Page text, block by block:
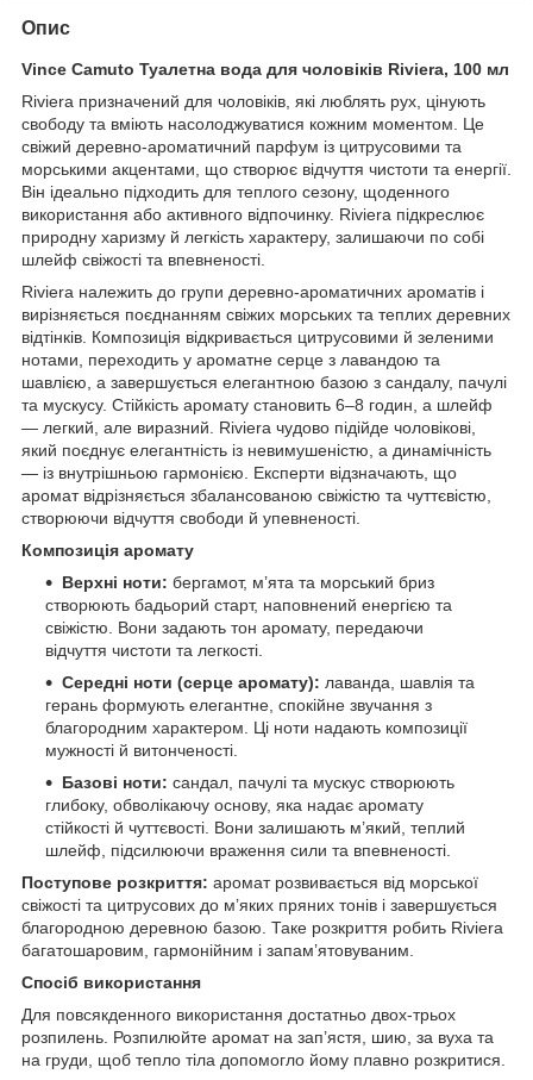
Опис
Vince Camuto Туалетна вода для чоловіків Riviera, 100 мл
Riviera призначений для чоловіків, які люблять рух, цінують
свободу та вміють насолоджуватися кожним моментом. Це
свіжий деревно-ароматичний парфум із цитрусовими та
морськими акцентами, що створює відчуття чистоти та енергії.
Він ідеально підходить для теплого сезону, щоденного
використання або активного відпочинку. Riviera підкреслює
природну харизму й легкість характеру, залишаючи по собі
шлейф свіжості та впевненості.
Riviera належить до групи деревно-ароматичних ароматів і
вирізняється поєднанням свіжих морських та теплих деревних
відтінків. Композиція відкривається цитрусовими й зеленими
нотами, переходить у ароматне серце з лавандою та
шавлією, а завершується елегантною базою з сандалу, пачулі
та мускусу. Стійкість аромату становить 6–8 годин, а шлейф
— легкий, але виразний. Riviera чудово підійде чоловікові,
який поєднує елегантність із невимушеністю, а динамічність
— із внутрішньою гармонією. Експерти відзначають, що
аромат відрізняється збалансованою свіжістю та чуттєвістю,
створюючи відчуття свободи й упевненості.
Композиція аромату
Верхні ноти: бергамот, м’ята та морський бриз
створюють бадьорий старт, наповнений енергією та
свіжістю. Вони задають тон аромату, передаючи
відчуття чистоти та легкості.
Середні ноти (серце аромату): лаванда, шавлія та
герань формують елегантне, спокійне звучання з
благородним характером. Ці ноти надають композиції
мужності й витонченості.
Базові ноти: сандал, пачулі та мускус створюють
глибоку, обволікаючу основу, яка надає аромату
стійкості й чуттєвості. Вони залишають м’який, теплий
шлейф, підсилюючи враження сили та впевненості.
Поступове розкриття: аромат розвивається від морської
свіжості та цитрусових до м’яких пряних тонів і завершується
благородною деревною базою. Таке розкриття робить Riviera
багатошаровим, гармонійним і запам’ятовуваним.
Спосіб використання
Для повсякденного використання достатньо двох-трьох
розпилень. Розпилюйте аромат на зап’ястя, шию, за вуха та
на груди, щоб тепло тіла допомогло йому плавно розкритися.